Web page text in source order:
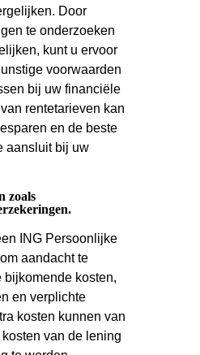
Door
te onderzoeken
kunt u ervoor
voorwaarden
bij uw financiële
rentetarieven kan
en de beste
aansluit bij uw
zoals
ING Persoonlijke
aandacht te
bijkomende kosten,
en verplichte
kosten kunnen van
van de lening